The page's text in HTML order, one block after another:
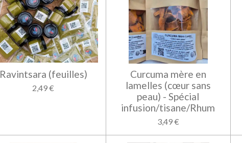
Ravintsara (feuilles)
2,49 €
Curcuma mère en
lamelles (cœur sans
peau) - Spécial
infusion/tisane/Rhum
3,49 €